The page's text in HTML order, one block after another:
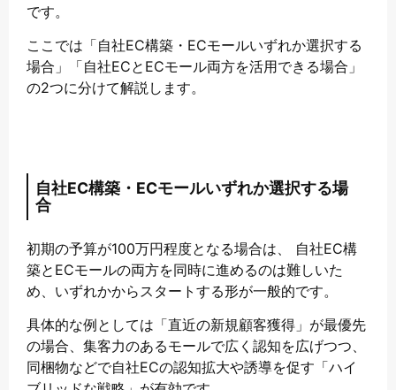
です。
ここでは「自社EC構築・ECモールいずれか選択する
場合」「自社ECとECモール両方を活用できる場合」
の2つに分けて解説します。
自社EC構築・ECモールいずれか選択する場
合
初期の予算が100万円程度となる場合は、 自社EC構
築とECモールの両方を同時に進めるのは難しいた
め、いずれかからスタートする形が一般的です。
具体的な例としては「直近の新規顧客獲得」が最優先
の場合、集客力のあるモールで広く認知を広げつつ、
同梱物などで自社ECの認知拡大や誘導を促す「ハイ